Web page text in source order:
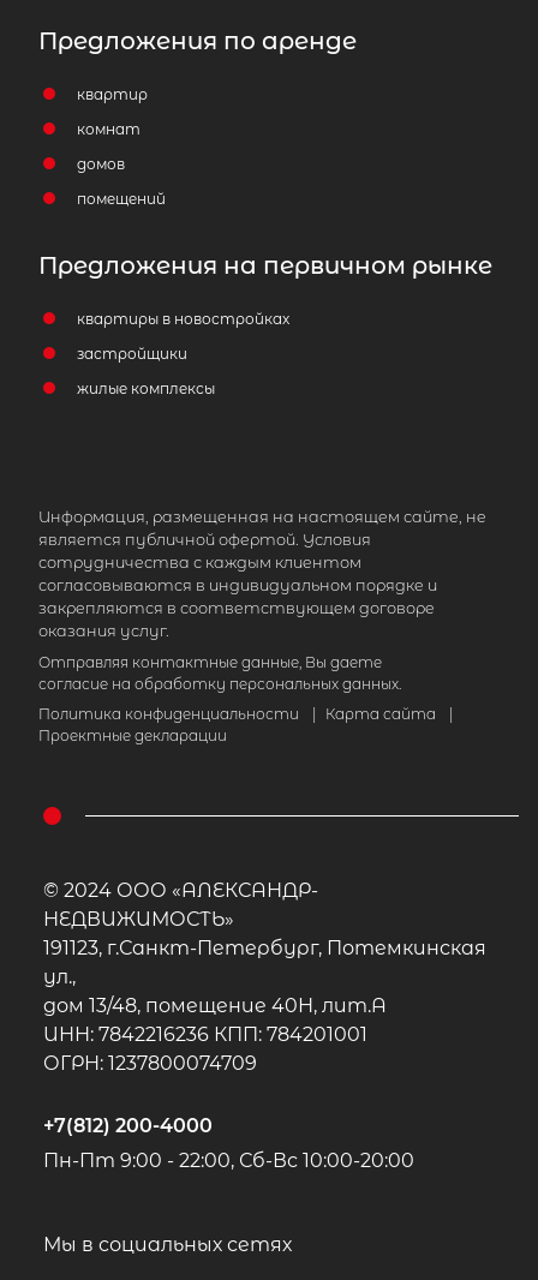
садоводческий массив Пери,
Владимирский проспект
15 900 000 ₽ продажа
Всеволожский район
Количество соток
Предложения по аренде
квартир
комнат
домов
помещений
Предложения на первичном рынке
квартиры в новостройках
застройщики
жилые комплексы
Информация, размещенная на настоящем сайте, не
является публичной офертой. Условия
сотрудничества с каждым клиентом
согласовываются в индивидуальном порядке и
закрепляются в соответствующем договоре
оказания услуг.
Отправляя контактные данные, Вы даете
согласие на обработку персональных данных.
Политика конфиденциальности
Карта сайта
Проектные декларации
© 2024 ООО «АЛЕКСАНДР-
НЕДВИЖИМОСТЬ»
191123, г.Санкт-Петербург, Потемкинская
ул.,
дом 13/48, помещение 40Н, лит.А
ИНН: 7842216236 КПП: 784201001
ОГРН: 1237800074709
+7(812) 200-4000
Пн-Пт 9:00 - 22:00, Сб-Вс 10:00-20:00
Мы в социальных сетях